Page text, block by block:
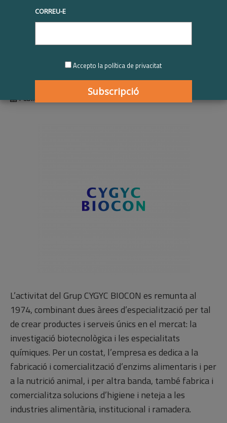
Cygic Biocon |
Participant RSE.Pime
2023-2024
Publicat
L’activitat del Grup CYGYC BIOCON es remunta al
1974, combinant dues àrees d’especialització per tal
de crear productes i serveis únics en el mercat: la
investigació biotecnològica i les especialitats
químiques. Per un costat, l’empresa es dedica a la
fabricació i comercialització d’enzims alimentaris i per
a la nutrició animal, i per altra banda, també fabrica i
comercialitza solucions d’higiene i neteja a les
industries alimentària, institucional i ramadera.
CORREU-E
Accepto la política de privacitat